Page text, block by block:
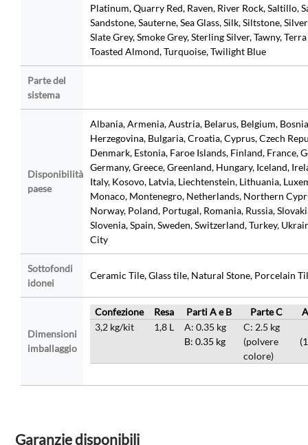
Platinum, Quarry Red, Raven, River Rock, Saltillo,
Sandstone, Sauterne, Sea Glass, Silk, Siltstone,
Slate Grey, Smoke Grey, Sterling Silver, Tawny,
Toasted Almond, Turquoise, Twilight Blue
Parte del
sistema
Disponibilità
paese
Albania, Armenia, Austria, Belarus, Belgium,
Herzegovina, Bulgaria, Croatia, Cyprus, Czech
Denmark, Estonia, Faroe Islands, Finland, France,
Germany, Greece, Greenland, Hungary, Iceland,
Italy, Kosovo, Latvia, Liechtenstein, Lithuania,
Monaco, Montenegro, Netherlands, Northern
Norway, Poland, Portugal, Romania, Russia,
Slovenia, Spain, Sweden, Switzerland, Turkey,
City
Sottofondi
idonei
Ceramic Tile, Glass tile, Natural Stone, Porcelain
Dimensioni
imballaggio
Confezione Resa Parti A e B Parte C
3,2 kg/kit
1,8 L
A: 0.35 kg
B: 0.35 kg
C: 2.5 kg
(polvere
colore)
Garanzie disponibili